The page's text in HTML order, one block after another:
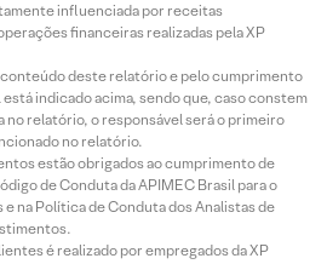
influenciada por receitas
financeiras realizadas pela XP
deste relatório e pelo cumprimento
indicado acima, sendo que, caso constem
no relatório, o responsável será o primeiro
no relatório.
estão obrigados ao cumprimento de
de Conduta da APIMEC Brasil para o
na Política de Conduta dos Analistas de
é realizado por empregados da XP